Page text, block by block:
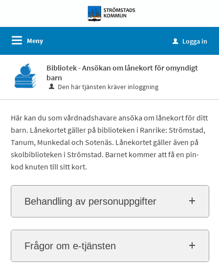
Meny u Logga in
Bibliotek - Ansökan om lånekort för omyndigt
barn
Den här tjänsten kräver inloggning
Här kan du som vårdnadshavare ansöka om lånekort för ditt
barn. Lånekortet gäller på biblioteken i Ranrike: Strömstad,
Tanum, Munkedal och Sotenäs. Lånekortet gäller även på
skolbiblioteken i Strömstad. Barnet kommer att få en pin-
kod knuten till sitt kort.
Behandling av personuppgifter
Frågor om e-tjänsten